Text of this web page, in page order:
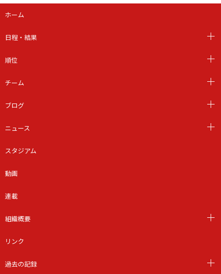
ホーム
日程・結果
順位
チーム
ブログ
ニュース
スタジアム
動画
連載
組織概要
リンク
過去の記録